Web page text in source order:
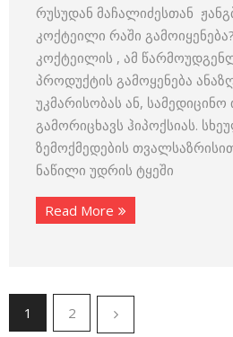
რუსუდან მაჩალიძესთან
კოქტეილი რაში
კოქტეილის , ამ
პროდუქტის გამოყენება
უკმარისობას ან,
გამორიცხავს ჰიპოქსიას.
ზემოქმედების
ნაწილი უდრის ტყეში
Read More
1 2